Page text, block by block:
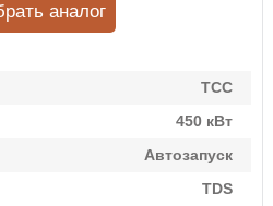
ТСС
450 кВт
Автозапуск
TDS
аналог